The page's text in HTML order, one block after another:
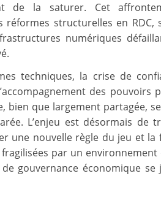
de la saturer. Cet
réformes structurelles en
numériques
techniques, la crise de
des pouvoirs
bien que largement partagée,
L’enjeu est désormais de
une nouvelle règle du jeu et
par un
de gouvernance économique